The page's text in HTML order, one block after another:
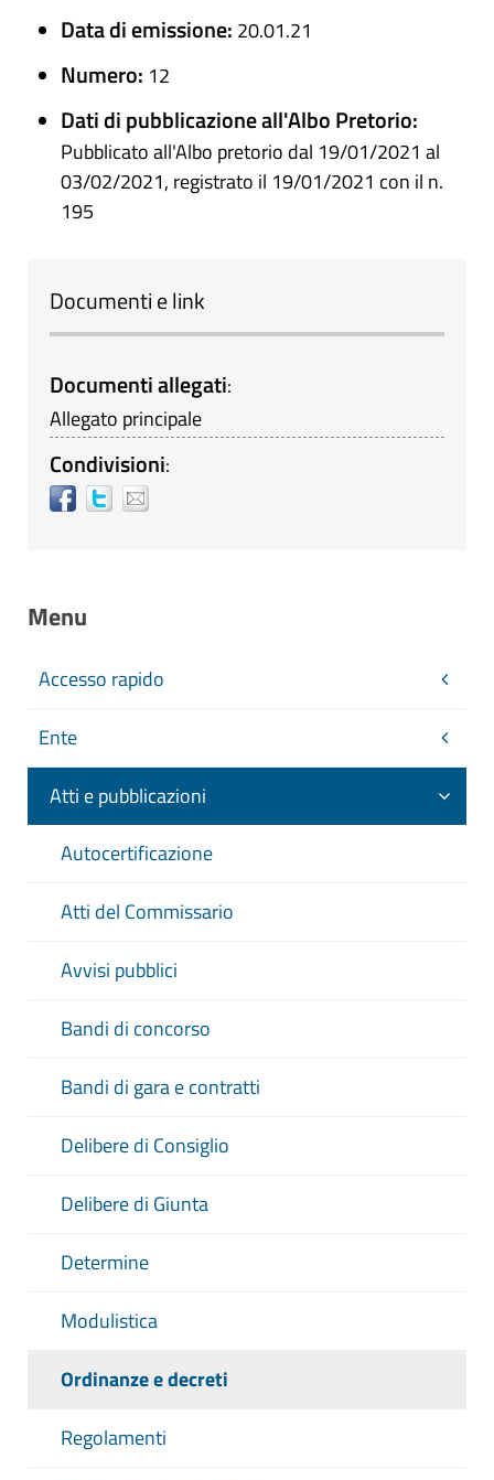
Data di emissione: 20.01.21
Numero: 12
Dati di pubblicazione all'Albo Pretorio:
Pubblicato all'Albo pretorio dal 19/01/2021 al
03/02/2021, registrato il 19/01/2021 con il n.
195
Documenti e link
Documenti allegati:
Allegato principale
Condivisioni:
Menu
Accesso rapido
Ente
Atti e pubblicazioni
Autocertificazione
Atti del Commissario
Avvisi pubblici
Bandi di concorso
Bandi di gara e contratti
Delibere di Consiglio
Delibere di Giunta
Determine
Modulistica
Ordinanze e decreti
Regolamenti